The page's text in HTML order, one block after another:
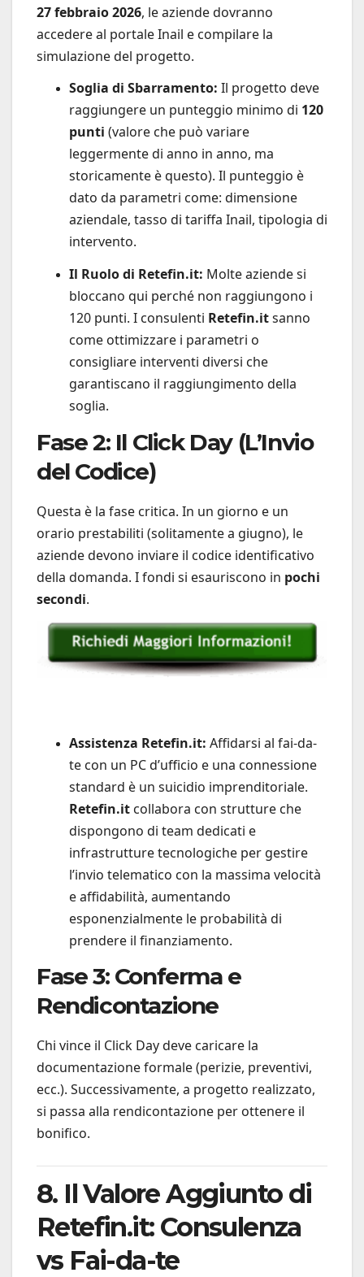
27 febbraio 2026, le aziende dovranno
accedere al portale Inail e compilare la
simulazione del progetto.
Soglia di Sbarramento: Il progetto deve
raggiungere un punteggio minimo di 120
punti (valore che può variare
leggermente di anno in anno, ma
storicamente è questo). Il punteggio è
dato da parametri come: dimensione
aziendale, tasso di tariffa Inail, tipologia di
intervento.
Il Ruolo di Retefin.it: Molte aziende si
bloccano qui perché non raggiungono i
120 punti. I consulenti Retefin.itsanno
come ottimizzare i parametri o
consigliare interventi diversi che
garantiscano il raggiungimento della
soglia.
Fase 2: Il Click Day (L’Invio
del Codice)
Questa è la fase critica. In un giorno e un
orario prestabiliti (solitamente a giugno), le
aziende devono inviare il codice identificativo
della domanda. I fondi si esauriscono in pochi
secondi.
Assistenza Retefin.it: Affidarsi al fai-da-
te con un PC d’ufficio e una connessione
standard è un suicidio imprenditoriale.
Retefin.it collabora con strutture che
dispongono di team dedicati e
infrastrutture tecnologiche per gestire
l’invio telematico con la massima velocità
e affidabilità, aumentando
esponenzialmente le probabilità di
prendere il finanziamento.
Fase 3: Conferma e
Rendicontazione
Chi vince il Click Day deve caricare la
documentazione formale (perizie, preventivi,
ecc.). Successivamente, a progetto realizzato,
si passa alla rendicontazione per ottenere il
bonifico.
8. Il Valore Aggiunto di
Retefin.it: Consulenza
vs Fai-da-te